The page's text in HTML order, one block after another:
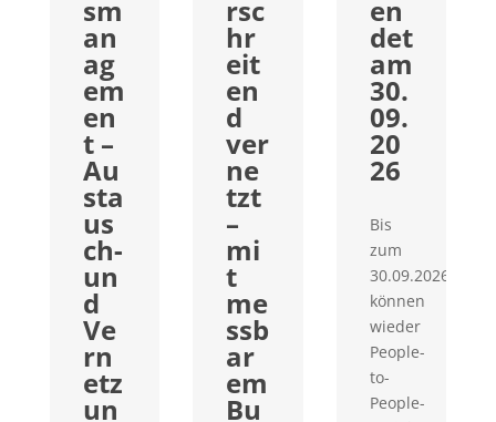
sm
an
ag
em
en
t –
Au
sta
us
ch-
un
d
Ve
rn
etz
un
rsc
hr
eit
en
d
ver
ne
tzt
–
mi
t
me
ssb
ar
em
Bu
en
det
am
30.
09.
20
26
Bis
zum
30.09.2026
können
wieder
People-
to-
People-